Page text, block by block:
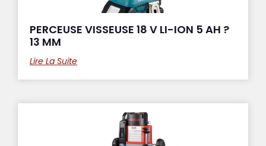
PERCEUSE VISSEUSE 18 V LI-ION 5 AH ?
13 MM
Lire La Suite